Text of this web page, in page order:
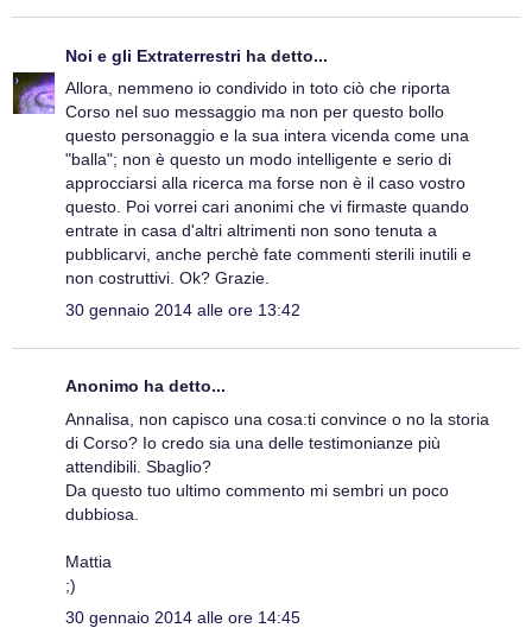
Noi e gli Extraterrestri ha detto...
Allora, nemmeno io condivido in toto ciò che riporta
Corso nel suo messaggio ma non per questo bollo
questo personaggio e la sua intera vicenda come una
"balla"; non è questo un modo intelligente e serio di
approcciarsi alla ricerca ma forse non è il caso vostro
questo. Poi vorrei cari anonimi che vi firmaste quando
entrate in casa d'altri altrimenti non sono tenuta a
pubblicarvi, anche perchè fate commenti sterili inutili e
non costruttivi. Ok? Grazie.
30 gennaio 2014 alle ore 13:42
Anonimo ha detto...
Annalisa, non capisco una cosa:ti convince o no la storia
di Corso? Io credo sia una delle testimonianze più
attendibili. Sbaglio?
Da questo tuo ultimo commento mi sembri un poco
dubbiosa.
Mattia
;)
30 gennaio 2014 alle ore 14:45